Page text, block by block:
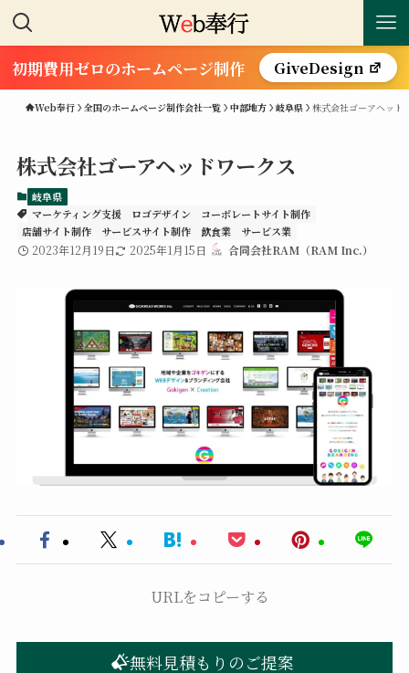
初期費用ゼロのホームページ制作 GiveDesign
Web奉行 全国のホームページ制作会社一覧 中部地方 岐阜県 株式会社ゴーアヘッド
株式会社ゴーアヘッドワークス
岐阜県
マーケティング支援
ロゴデザイン
コーポレートサイト制作
店舗サイト制作
サービスサイト制作 飲食業 サービス業
2023年12月19日 2025年1月15日 合同会社RAM（RAM Inc.）
URLをコピーする
無料見積もりのご提案